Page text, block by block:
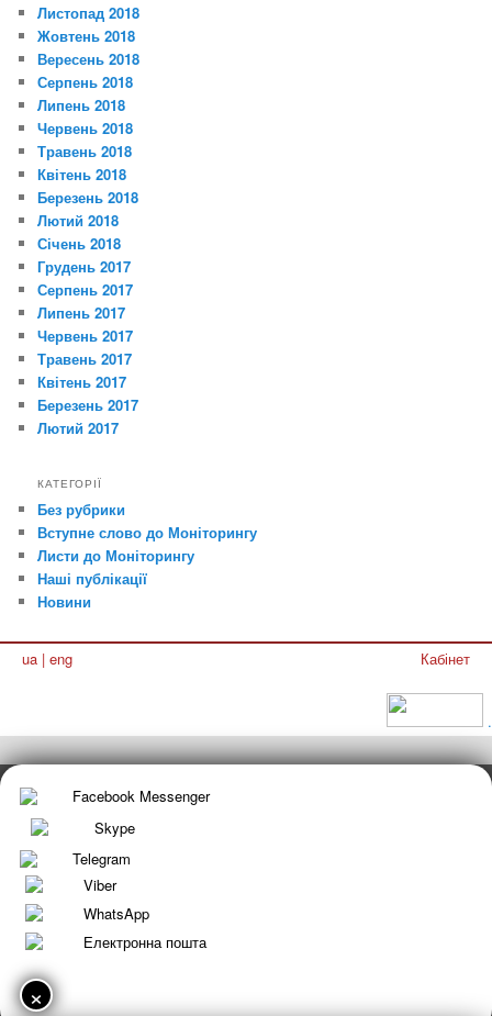
Листопад 2018
Жовтень 2018
Вересень 2018
Серпень 2018
Липень 2018
Червень 2018
Травень 2018
Квітень 2018
Березень 2018
Лютий 2018
Січень 2018
Грудень 2017
Серпень 2017
Липень 2017
Червень 2017
Травень 2017
Квітень 2017
Березень 2017
Лютий 2017
КАТЕГОРІЇ
Без рубрики
Вступне слово до Моніторингу
Листи до Моніторингу
Наші публікації
Новини
ua | eng Кабінет
.
Facebook Messenger
Skype
Telegram
Viber
WhatsApp
Електронна пошта
×